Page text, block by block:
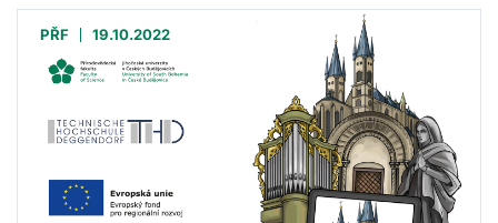
PŘF 19.10.2022